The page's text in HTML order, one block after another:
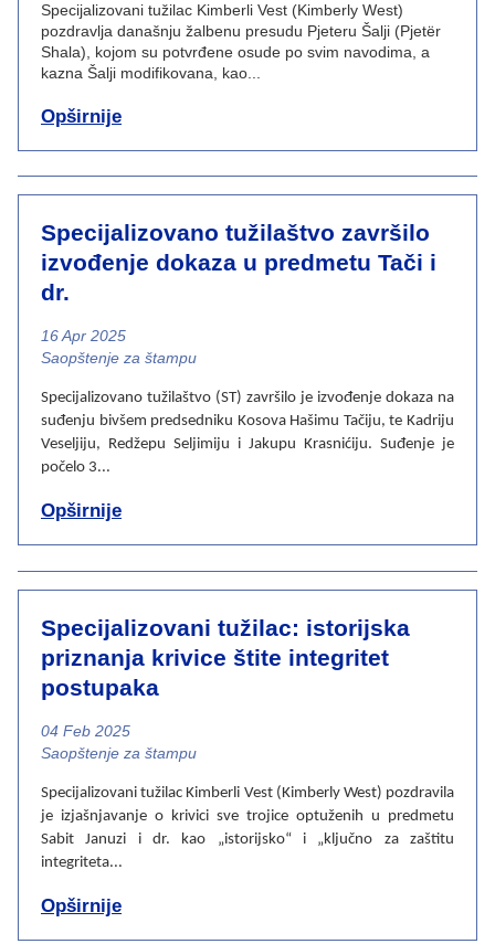
Specijalizovani tužilac Kimberli Vest (Kimberly West)
pozdravlja današnju žalbenu presudu Pjeteru Šalji (Pjetër
Shala), kojom su potvrđene osude po svim navodima, a
kazna Šalji modifikovana, kao...
Opširnije
Specijalizovano tužilaštvo završilo
izvođenje dokaza u predmetu Tači i
dr.
16 Apr 2025
News category
Saopštenje za štampu
Specijalizovano tužilaštvo (ST) završilo je izvođenje dokaza na
suđenju bivšem predsedniku Kosova Hašimu Tačiju, te Kadriju
Veseljiju, Redžepu Seljimiju i Jakupu Krasnićiju. Suđenje je
počelo 3...
Opširnije
Specijalizovani tužilac: istorijska
priznanja krivice štite integritet
postupaka
04 Feb 2025
News category
Saopštenje za štampu
Specijalizovani tužilac Kimberli Vest (Kimberly West) pozdravila
je izjašnjavanje o krivici sve trojice optuženih u predmetu
Sabit Januzi i dr. kao „istorijsko“ i „ključno za zaštitu
integriteta...
Opširnije